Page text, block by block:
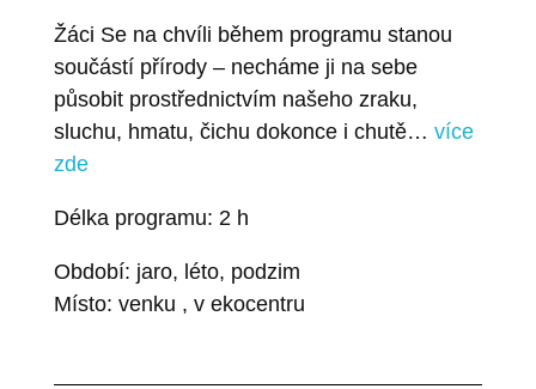
Žáci Se na chvíli během programu stanou
součástí přírody – necháme ji na sebe
působit prostřednictvím našeho zraku,
sluchu, hmatu, čichu dokonce i chutě… více
zde
Délka programu: 2 h
Období: jaro, léto, podzim
Místo: venku , v ekocentru